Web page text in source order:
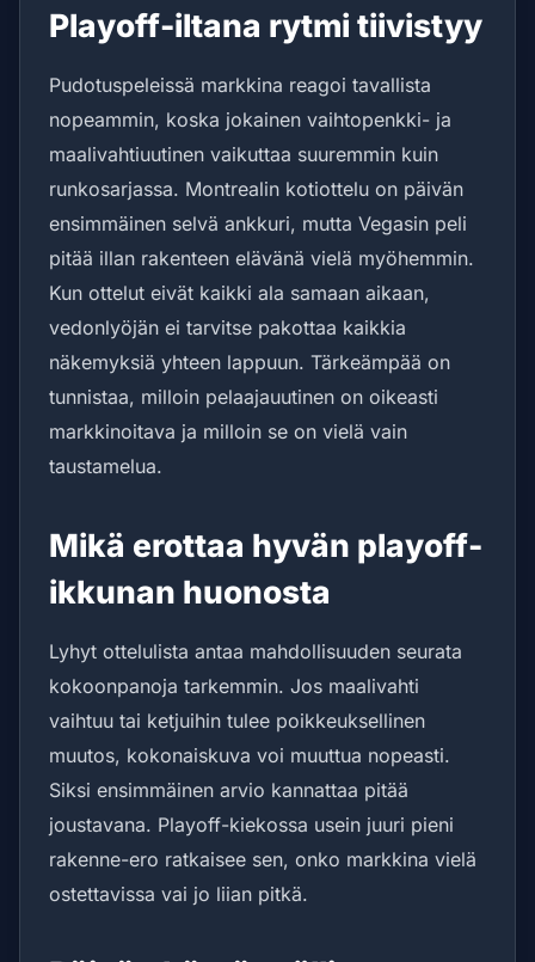
Playoff-iltana rytmi tiivistyy
Pudotuspeleissä markkina reagoi tavallista
nopeammin, koska jokainen vaihtopenkki- ja
maalivahtiuutinen vaikuttaa suuremmin kuin
runkosarjassa. Montrealin kotiottelu on päivän
ensimmäinen selvä ankkuri, mutta Vegasin peli
pitää illan rakenteen elävänä vielä myöhemmin.
Kun ottelut eivät kaikki ala samaan aikaan,
vedonlyöjän ei tarvitse pakottaa kaikkia
näkemyksiä yhteen lappuun. Tärkeämpää on
tunnistaa, milloin pelaajauutinen on oikeasti
markkinoitava ja milloin se on vielä vain
taustamelua.
Mikä erottaa hyvän playoff-
ikkunan huonosta
Lyhyt ottelulista antaa mahdollisuuden seurata
kokoonpanoja tarkemmin. Jos maalivahti
vaihtuu tai ketjuihin tulee poikkeuksellinen
muutos, kokonaiskuva voi muuttua nopeasti.
Siksi ensimmäinen arvio kannattaa pitää
joustavana. Playoff-kiekossa usein juuri pieni
rakenne-ero ratkaisee sen, onko markkina vielä
ostettavissa vai jo liian pitkä.